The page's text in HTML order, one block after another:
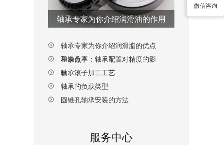
轴承专家为你介绍润滑油的作用
轴承专家为你介绍润滑脂的优点
和缺点
星泰分享：轴承配置对精度的影
响
轴承滚子加工工艺
轴承的负载类型
圆锥孔轴承安装的方法
服务中心
微信咨询